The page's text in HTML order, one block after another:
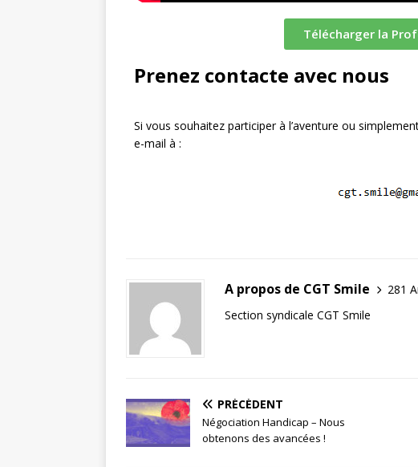
Télécharger la
Prenez contacte avec nous
Si vous souhaitez participer à l’aventure ou
e-mail à :
A propos de CGT Smile
281
Section syndicale CGT Smile
PRÉCÉDENT
Négociation Handicap – Nous
obtenons des avancées !